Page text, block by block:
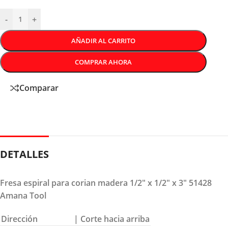
- +
AÑADIR AL CARRITO
COMPRAR AHORA
Comparar
DETALLES
Fresa espiral para corian madera 1/2″ x 1/2″ x 3″ 51428
Amana Tool
Dirección
| Corte hacia arriba